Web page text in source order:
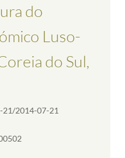
do
Luso-
do Sul,
21/2014-07-21